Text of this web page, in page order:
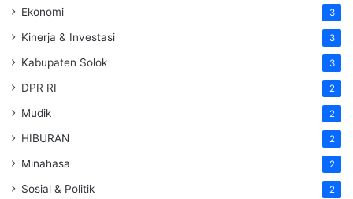
Ekonomi 3
Kinerja & Investasi 3
Kabupaten Solok 3
DPR RI 2
Mudik 2
HIBURAN 2
Minahasa 2
Sosial & Politik 2